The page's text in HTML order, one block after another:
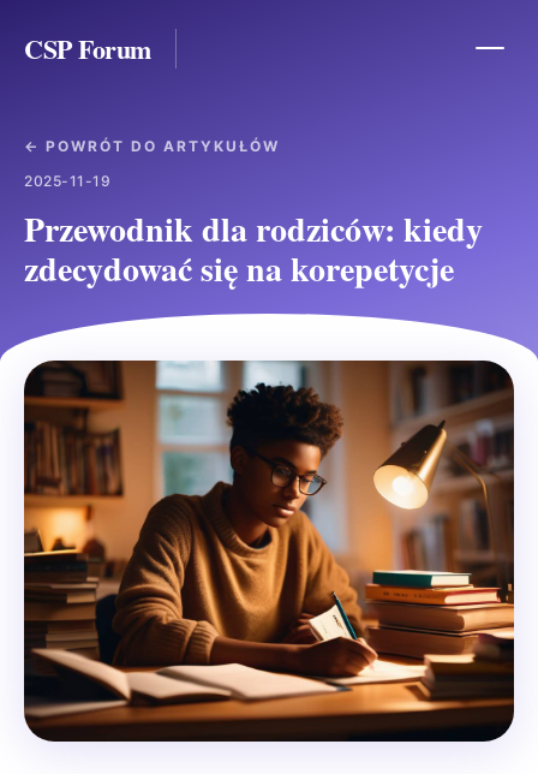
CSP Forum
← POWRÓT DO ARTYKUŁÓW
2025-11-19
Przewodnik dla rodziców: kiedy
zdecydować się na korepetycje